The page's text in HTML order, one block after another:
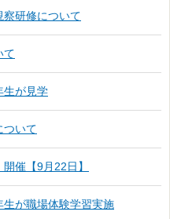
察研修について
て
生が見学
ついて
催【9月22日】
が職場体験学習実施